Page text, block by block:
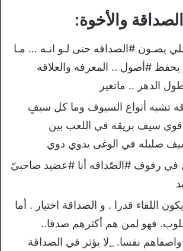
والأخوة:
يصـون #الصداقه حتى لـو انـه … مـا
#أصول .. المعرفه والعلاقه
الدهر .. ماتغير
تشبه أنواع السيوف وما كل سيفٍ
قوي سيف بريقه في اللعب بين
صليله في الوغى يدوي دوي
في رفوف #الصّداقه أنا #عضيد صاحبيّ
اللقاء قدرا . و الصداقة اختيار . أما
فهو لمن هم أكثرهم صدقا..
واصفاهم نفسا. _لا يؤثر في الصداقة